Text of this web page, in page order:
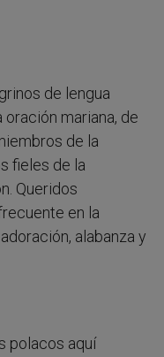
de lengua
mariana, de
de la
fieles de la
Queridos
en la
alabanza y
polacos aquí